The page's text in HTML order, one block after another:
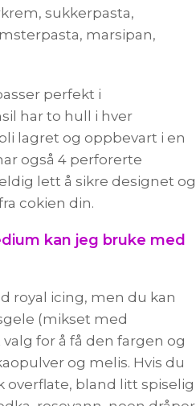
sukkerpasta,
marsipan,
perfekt i
har to hull i hver
lagret og oppbevart i en
også 4 perforerte
lett å sikre designet og
cokien din.
kan jeg bruke med
royal icing, men du kan
(mikset med
for å få den fargen og
og melis. Hvis du
bland litt spiselig